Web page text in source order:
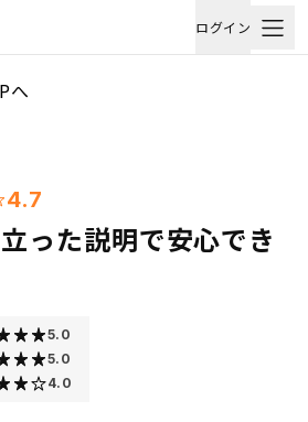
ログイン
へ
4.7
った説明で安心でき
5.0
5.0
4.0